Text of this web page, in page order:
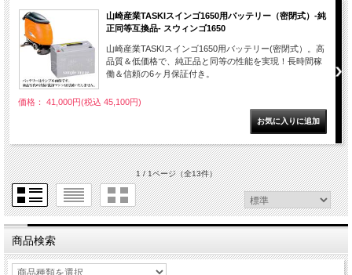
山崎産業TASKIスインゴ1650用バッテリー（密閉式）-純
正同等互換品- スウィンゴ1650
山崎産業TASKIスインゴ1650用バッテリー(密閉式）。高
品質＆低価格で、純正品と同等の性能を実現！長時間稼
働＆信頼の6ヶ月保証付き。
価格： 41,000円(税込 45,100円)
1 / 1ページ（全13件）
商品検索